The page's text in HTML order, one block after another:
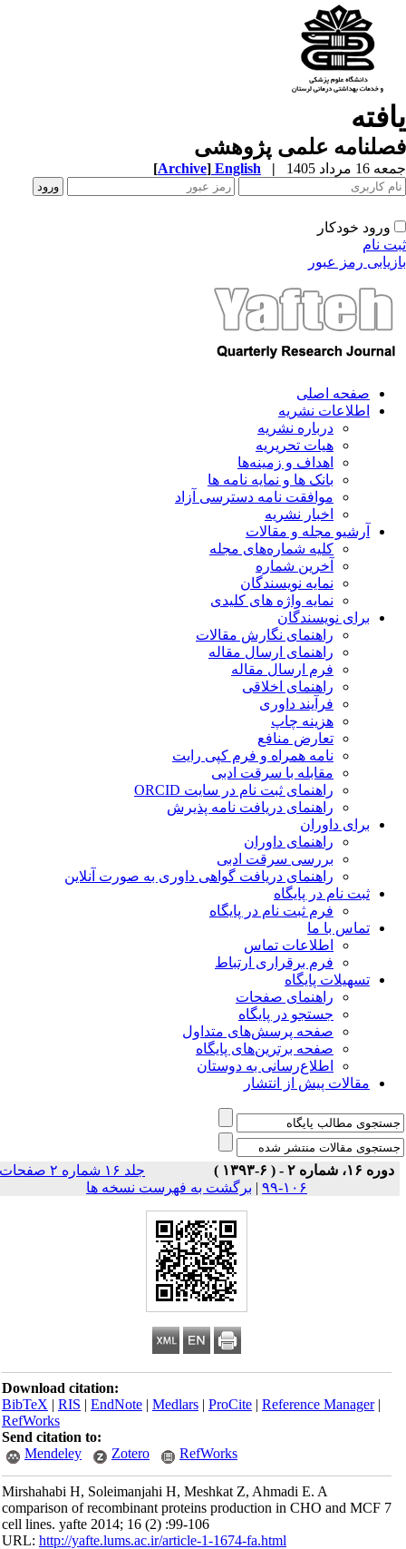
علمی پژوهشی
مرداد 1405 |
English
[Archive]
ورود خودکار
نام
رمز عبور
صفحه اصلی
اطلاعات نشریه
درباره نشریه
هیات تحریریه
اهداف و زمینه‌ها
بانک ها و نمایه نامه ها
موافقت نامه دسترسی آزاد
اخبار نشریه
آرشیو مجله و مقالات
کلیه شماره‌های مجله
آخرین شماره
نمایه نویسندگان
نمایه واژه های کلیدی
برای نویسندگان
راهنمای نگارش مقالات
راهنمای ارسال مقاله
فرم ارسال مقاله
راهنمای اخلاقی
فرآیند داوری
هزینه چاپ
تعارض منافع
نامه همراه و فرم کپی رایت
مقابله با سرقت ادبی
راهنمای ثبت نام در سایت ORCID
راهنمای دریافت نامه پذیرش
برای داوران
راهنمای داوران
بررسی سرقت ادبی
راهنمای دریافت گواهی داوری به صورت آنلاین
ثبت نام در پایگاه
فرم ثبت نام در پایگاه
تماس با ما
اطلاعات تماس
فرم برقراری ارتباط
تسهیلات پایگاه
راهنمای صفحات
جستجو در پایگاه
صفحه پرسش‌های متداول
صفحه برترین‌های پایگاه
اطلاع‌رسانی به دوستان
مقالات پیش از انتشار
دوره ۱۶، شماره ۲ - ( ۶-۱۳۹۳ )
جلد ۱۶ شماره ۲ صفحات
۱۰۶-۹۹
|برگشت به فهرست نسخه ها
Download citation:
BibTeX|RIS|EndNote|Medlars|ProCite|Reference Manager
RefWorks
Send citation to:
Mendeley
Zotero RefWorks
Mirshahabi H, Soleimanjahi H, Meshkat Z, Ahmadi E. A
comparison of recombinant proteins production in CHO and MCF 7
cell lines. yafte 2014; 16 (2) :99-106
URL:http://yafte.lums.ac.ir/article-1-1674-fa.html